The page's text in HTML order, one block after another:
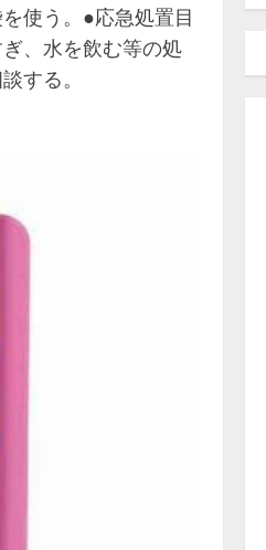
使う。●応急処置目
、水を飲む等の処
する。